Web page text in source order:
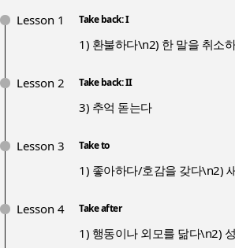
Lesson 1 Take back: I
1) 환불하다\n2) 한 말을 취소
Lesson 2 Take back: II
3) 추억 돋는다
Lesson 3 Take to
1) 좋아하다/호감을 갖다\n2)
Lesson 4 Take after
1) 행동이나 외모를 닮다\n2)